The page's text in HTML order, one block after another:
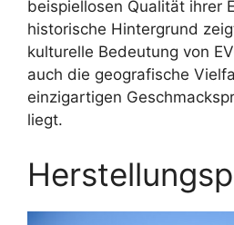
beispiellosen Qualität ihrer
historische Hintergrund
kulturelle Bedeutung von
auch die geografische
einzigartigen
liegt.